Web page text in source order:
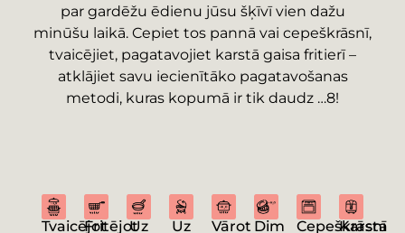
par gardēžu ēdienu jūsu šķīvī vien dažu
minūšu laikā. Cepiet tos pannā vai cepeškrāsnī,
tvaicējiet, pagatavojiet karstā gaisa fritierī –
atklājiet savu iecienītāko pagatavošanas
metodi, kuras kopumā ir tik daudz …8!
TvaicējotFritējotUz
Uz
Vārot Dim
Cepeškrāsnī
Karsta